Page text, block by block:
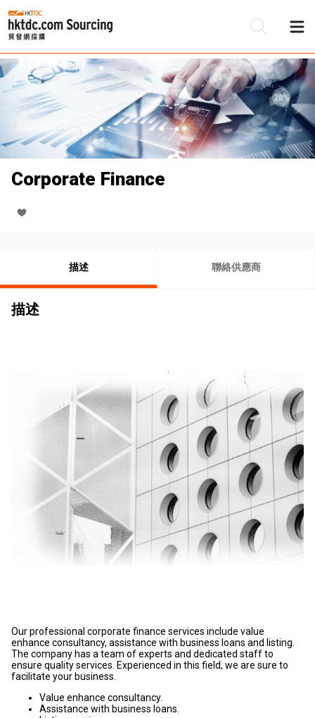
Corporate Finance
描述 聯絡供應商
描述
Our professional corporate finance services include value
enhance consultancy, assistance with business loans and listing.
The company has a team of experts and dedicated staff to
ensure quality services. Experienced in this field, we are sure to
facilitate your business.
Value enhance consultancy.
Assistance with business loans.